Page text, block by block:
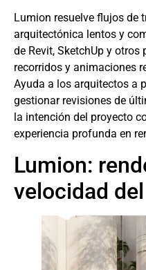
Lumion resuelve flujos de
arquitectónica lentos y
de Revit, SketchUp y otros
recorridos y animaciones
Ayuda a los arquitectos a
gestionar revisiones de
la intención del proyecto
experiencia profunda en
Lumion:
velocidad